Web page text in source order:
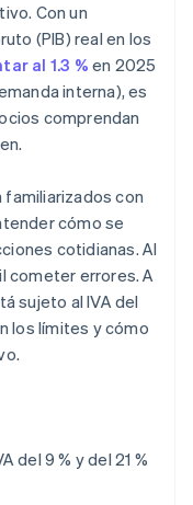
Con un
(PIB) real en los
al 1.3 % en 2025
interna), es
comprendan
con
cómo se
cotidianas. Al
cometer errores. A
sujeto al IVA del
los límites y cómo
del 9 % y del 21 %